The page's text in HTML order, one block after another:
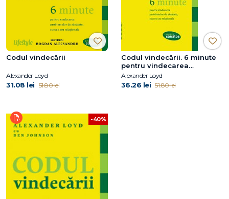
Codul vindecării
Alexander Loyd
31.08 lei 51.80 lei
Codul vindecării. 6 minute
pentru vindecarea
problemelor de sănătate,
succes sau relaţionale
Alexander Loyd
36.26 lei 51.80 lei
-40%